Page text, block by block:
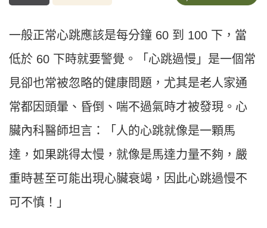
一般正常心跳應該是每分鐘 60 到 100 下，當
低於 60 下時就要警覺。「心跳過慢」是一個常
見卻也常被忽略的健康問題，尤其是老人家通
常都因頭暈、昏倒、喘不過氣時才被發現。心
臟內科醫師坦言：「人的心跳就像是一顆馬
達，如果跳得太慢，就像是馬達力量不夠，嚴
重時甚至可能出現心臟衰竭，因此心跳過慢不
可不慎！」